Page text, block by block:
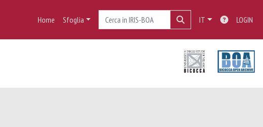
Home Sfoglia IT LOGIN